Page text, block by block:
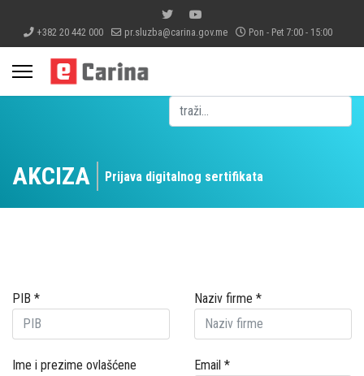
+382 20 442 000 pr.sluzba@carina.gov.me Pon - Pet 7:00 - 15:00
Pretraga
AKCIZA Prijava digitalnog sertifikata
PIB * Naziv firme *
Ime i prezime ovlašćene
Email *